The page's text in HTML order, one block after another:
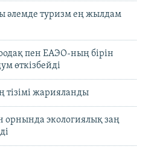
әлемде туризм ең жылдам
пен ЕАЭО-ның бірін
өткізбейді
тізімі жарияланды
орнында экологиялық заң